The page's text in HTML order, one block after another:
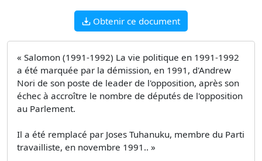
Obtenir ce document
« Salomon (1991-1992) La vie politique en 1991-1992
a été marquée par la démission, en 1991, d'Andrew
Nori de son poste de leader de l'opposition, après son
échec à accroître le nombre de députés de l'opposition
au Parlement.
Il a été remplacé par Joses Tuhanuku, membre du Parti
travailliste, en novembre 1991.. »